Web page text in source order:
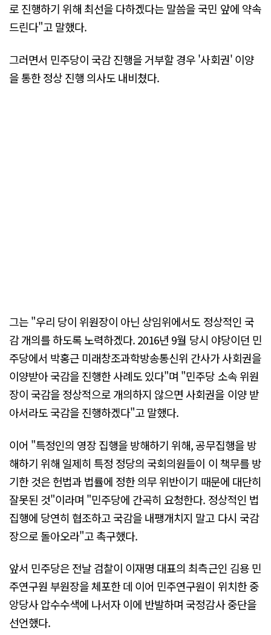
로 진행하기 위해 최선을 다하겠다는 말씀을 국민 앞에 약속
드린다"고 말했다.
그러면서 민주당이 국감 진행을 거부할 경우 '사회권' 이양
을 통한 정상 진행 의사도 내비쳤다.
그는 "우리 당이 위원장이 아닌 상임위에서도 정상적인 국
감 개의를 하도록 노력하겠다. 2016년 9월 당시 야당이던 민
주당에서 박홍근 미래창조과학방송통신위 간사가 사회권을
이양받아 국감을 진행한 사례도 있다"며 "민주당 소속 위원
장이 국감을 정상적으로 개의하지 않으면 사회권을 이양 받
아서라도 국감을 진행하겠다"고 말했다.
이어 "특정인의 영장 집행을 방해하기 위해, 공무집행을 방
해하기 위해 일제히 특정 정당의 국회의원들이 이 책무를 방
기한 것은 헌법과 법률에 정한 의무 위반이기 때문에 대단히
잘못된 것"이라며 "민주당에 간곡히 요청한다. 정상적인 법
집행에 당연히 협조하고 국감을 내팽개치지 말고 다시 국감
장으로 돌아오라"고 촉구했다.
앞서 민주당은 전날 검찰이 이재명 대표의 최측근인 김용 민
주연구원 부원장을 체포한 데 이어 민주연구원이 위치한 중
앙당사 압수수색에 나서자 이에 반발하며 국정감사 중단을
선언했다.